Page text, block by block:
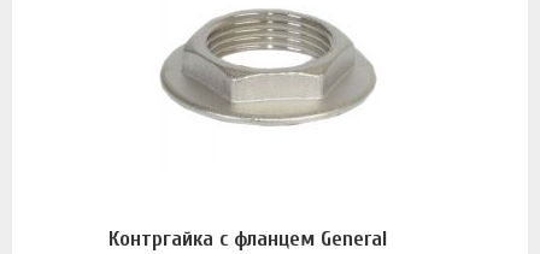
Контргайка с фланцем General